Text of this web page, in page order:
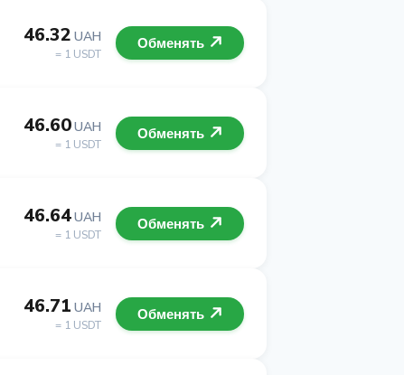
46.32 UAH
= 1 USDT
Обменять
46.60UAH
= 1 USDT
Обменять
46.64UAH
= 1 USDT
Обменять
46.71 UAH
= 1 USDT
Обменять